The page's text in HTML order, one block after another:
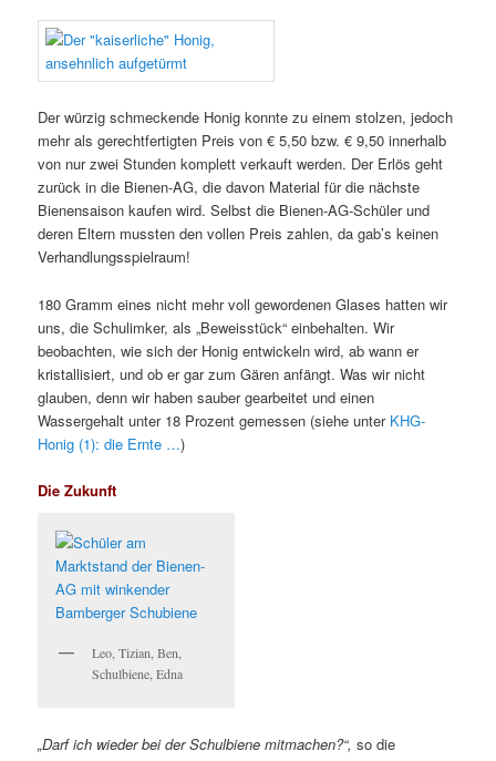
Der würzig schmeckende Honig konnte zu einem stolzen, jedoch
mehr als gerechtfertigten Preis von € 5,50 bzw. € 9,50 innerhalb
von nur zwei Stunden komplett verkauft werden. Der Erlös geht
zurück in die Bienen-AG, die davon Material für die nächste
Bienensaison kaufen wird. Selbst die Bienen-AG-Schüler und
deren Eltern mussten den vollen Preis zahlen, da gab’s keinen
Verhandlungsspielraum!
180 Gramm eines nicht mehr voll gewordenen Glases hatten wir
uns, die Schulimker, als „Beweisstück“ einbehalten. Wir
beobachten, wie sich der Honig entwickeln wird, ab wann er
kristallisiert, und ob er gar zum Gären anfängt. Was wir nicht
glauben, denn wir haben sauber gearbeitet und einen
Wassergehalt unter 18 Prozent gemessen (siehe unter KHG-
Honig (1): die Ernte …)
Die Zukunft
Leo, Tizian, Ben,
Schulbiene, Edna
„Darf ich wieder bei der Schulbiene mitmachen?“, so die